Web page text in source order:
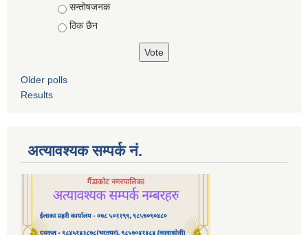
सन्तोषजनक
ठिक छैन
Older polls
Results
अत्यावश्यक सम्पर्क नं.